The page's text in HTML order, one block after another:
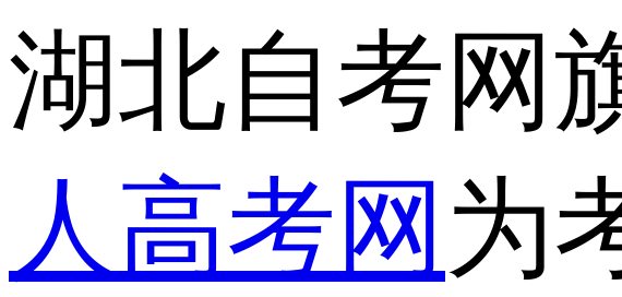
湖北自考网
人高考网 为